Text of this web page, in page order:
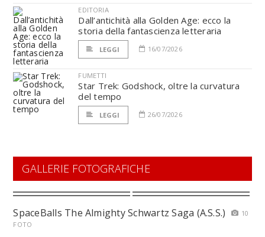
EDITORIA
Dall’antichità alla Golden Age: ecco la
storia della fantascienza letteraria
LEGGI 16/07/2026
FUMETTI
Star Trek: Godshock, oltre la curvatura
del tempo
LEGGI 26/07/2026
GALLERIE FOTOGRAFICHE
SpaceBalls The Almighty Schwartz Saga (A.S.S.)
10
FOTO